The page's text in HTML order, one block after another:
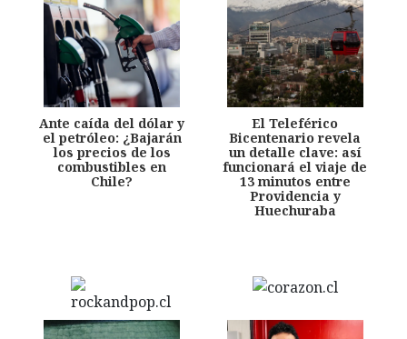
Ante caída del dólar y
el petróleo: ¿Bajarán
los precios de los
combustibles en
Chile?
El Teleférico
Bicentenario revela
un detalle clave: así
funcionará el viaje de
13 minutos entre
Providencia y
Huechuraba